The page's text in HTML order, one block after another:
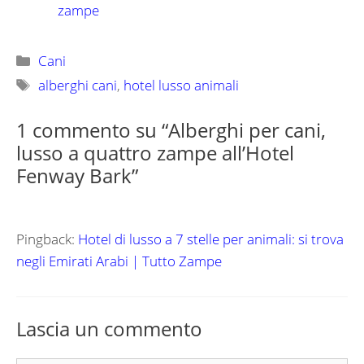
zampe
Categorie
Cani
Tag
alberghi cani, hotel lusso animali
1 commento su “Alberghi per cani,
lusso a quattro zampe all’Hotel
Fenway Bark”
Pingback: Hotel di lusso a 7 stelle per animali: si trova
negli Emirati Arabi | Tutto Zampe
Lascia un commento